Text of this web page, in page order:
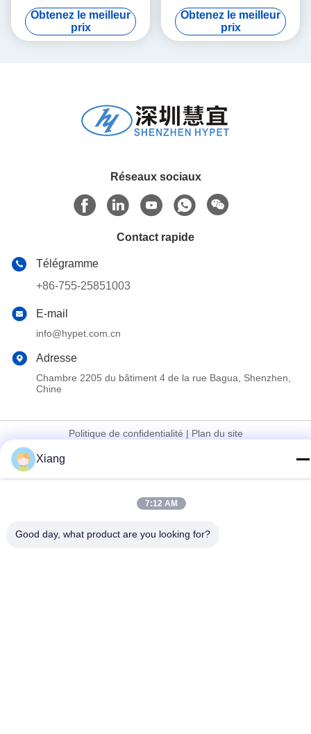
granulés de PE et de PVC
Obtenez le meilleur
prix
production de tuyaux en
PVC 315-630
Obtenez le meilleur
prix
Réseaux sociaux
Contact rapide
Télégramme
+86-755-25851003
E-mail
info@hypet.com.cn
Adresse
Chambre 2205 du bâtiment 4 de la rue Bagua, Shenzhen,
Chine
Politique de confidentialité| Plan du site
Chine Bonne qualité Machine en plastique d'extrudeuse Le
fournisseur. 2021-2026 Shenzhen HYPET Co., Ltd. Tous les
Xiang
7:12 AM
Good day, what product are you looking for?